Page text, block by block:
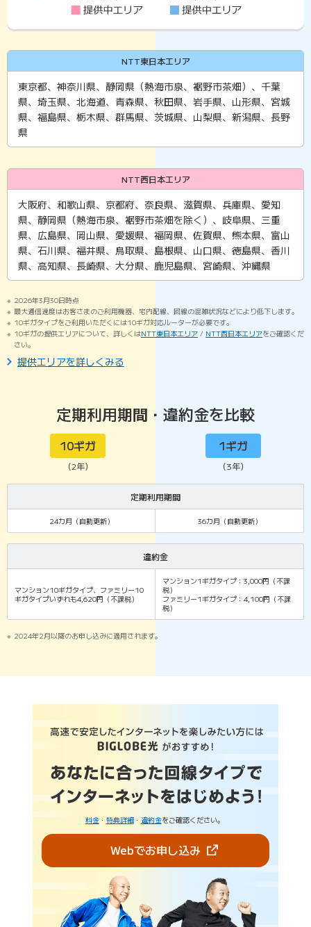
NTT東日本エリア
東京都、神奈川県、静岡県（熱海市泉、裾野市茶畑）、千葉
県、埼玉県、北海道、青森県、秋田県、岩手県、山形県、宮城
県、福島県、栃木県、群馬県、茨城県、山梨県、新潟県、長野
県
NTT西日本エリア
大阪府、和歌山県、京都府、奈良県、滋賀県、兵庫県、愛知
県、静岡県（熱海市泉、裾野市茶畑を除く）、岐阜県、三重
県、広島県、岡山県、愛媛県、福岡県、佐賀県、熊本県、富山
県、石川県、福井県、鳥取県、島根県、山口県、徳島県、香川
県、高知県、長崎県、大分県、鹿児島県、宮崎県、沖縄県
2026年3月30日時点
最大通信速度はお客さまのご利用機器、宅内配線、回線の混雑状況などにより低下します。
10ギガタイプをご利用いただくには10ギガ対応ルーターが必要です。
10ギガの提供エリアについて、詳しくはNTT東日本エリア / NTT西日本エリアをご確認くだ
さい。
提供エリアを詳しくみる
定期利用期間・違約金を比較
10ギガ
（2年）
1ギガ
（3年）
定期利用期間
1ギガ
24カ月（自動更新） 36カ月（自動更新）
違約金
マンション10ギガタイプ、ファミリー10
ギガタイプいずれも4,620円（不課税）
マンション1ギガタイプ：3,000円（不課
税）
ファミリー1ギガタイプ：4,100円（不課
税）
2024年2月以降のお申し込みに適用されます。
料金・ 特典詳細・ 違約金をご確認ください。
Webでお申し込み（新しいタブで開き